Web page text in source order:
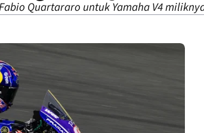
Quartararo untuk Yamaha V4